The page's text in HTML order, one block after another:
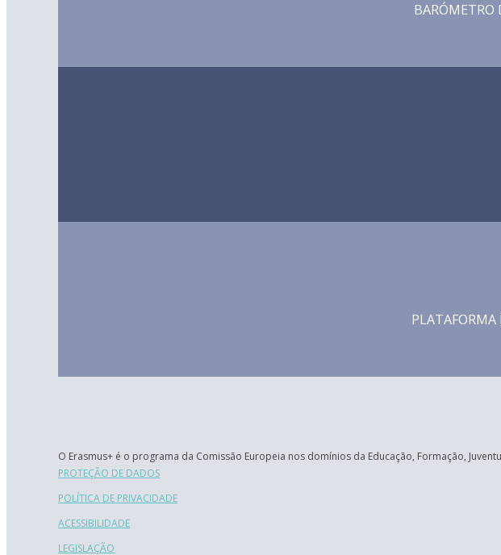
BARÓMETRO
PLATAFORMA
O Erasmus+ é o programa da Comissão Europeia nos domínios da Educação, Formação,
PROTEÇÃO DE DADOS
POLÍTICA DE PRIVACIDADE
ACESSIBILIDADE
LEGISLAÇÃO